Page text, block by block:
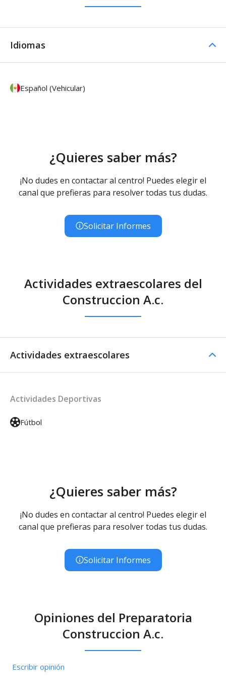
Idiomas
Español (Vehicular)
¿Quieres saber más?
¡No dudes en contactar al centro! Puedes elegir el
canal que prefieras para resolver todas tus dudas.
Solicitar Informes
Actividades extraescolares del
Construccion A.c.
Actividades extraescolares
Actividades Deportivas
Fútbol
¿Quieres saber más?
¡No dudes en contactar al centro! Puedes elegir el
canal que prefieras para resolver todas tus dudas.
Solicitar Informes
Opiniones del Preparatoria
Construccion A.c.
Escribir opinión